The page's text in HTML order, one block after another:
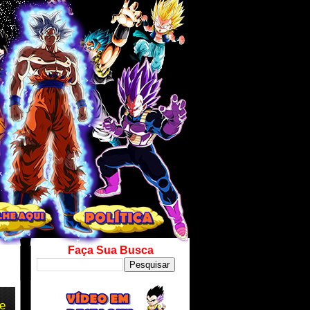
Faça Sua Busca